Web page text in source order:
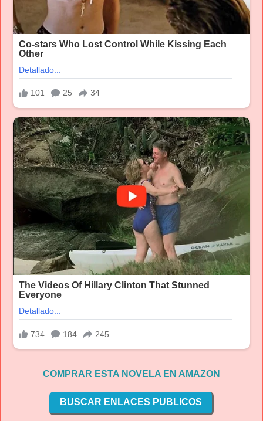
COMPRAR ESTA NOVELA EN AMAZON
BUSCAR ENLACES PUBLICOS